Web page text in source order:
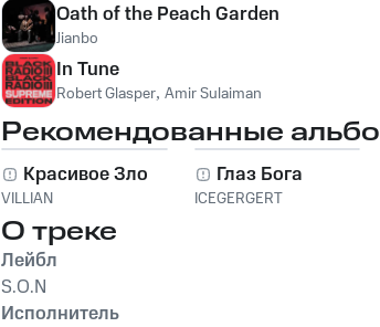
Oath of the Peach Garden
Jianbo
In Tune
Robert Glasper, Amir Sulaiman
Рекомендованные
Красивое Зло
VILLIAN
Глаз Бога
ICEGERGERT
О треке
Лейбл
S.O.N
Исполнитель